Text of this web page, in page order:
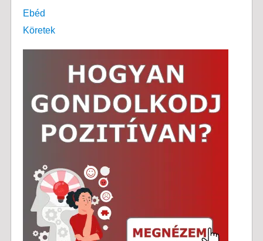
Ebéd
Köretek